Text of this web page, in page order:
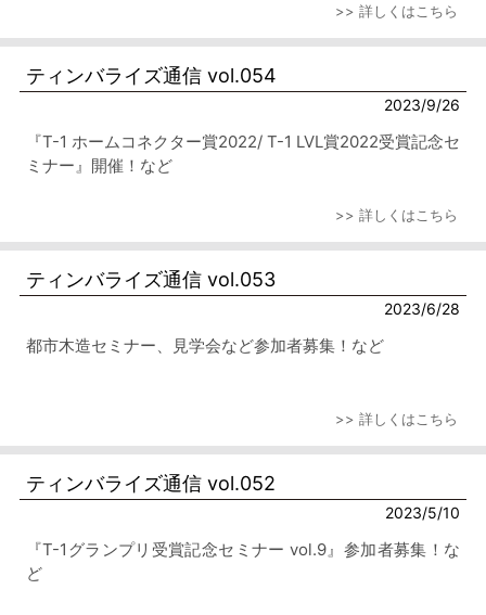
>> 詳しくはこちら
ティンバライズ通信 vol.054
2023/9/26
『T-1 ホームコネクター賞2022/ T-1 LVL賞2022受賞記念セ
ミナー』開催！など
>> 詳しくはこちら
ティンバライズ通信 vol.053
2023/6/28
都市木造セミナー、見学会など参加者募集！など
>> 詳しくはこちら
ティンバライズ通信 vol.052
2023/5/10
『T-1グランプリ受賞記念セミナー vol.9』参加者募集！な
ど